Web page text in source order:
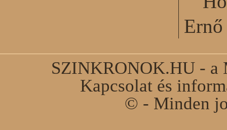
SZINKRONOK.HU - a
Kapcsolat és
© - Minden